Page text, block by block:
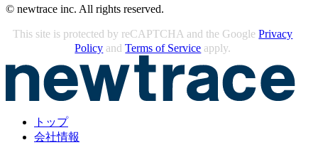
© newtrace inc. All rights reserved.
This site is protected by reCAPTCHA and the GooglePrivacy
Policy andTerms of Service apply.
トップ
会社情報